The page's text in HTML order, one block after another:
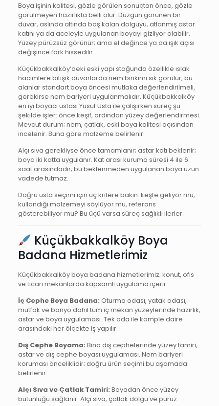
Boya işinin kalitesi, gözle görülen sonuçtan önce, gözle
görülmeyen hazırlıkta belli olur. Düzgün görünen bir
duvar, aslında altında boş kalan dolguyu, atlanmış astar
katını ya da aceleyle uygulanan boyayı gizliyor olabilir.
Yüzey pürüzsüz görünür; ama el değince ya da ışık açısı
değişince fark hissedilir.
Küçükbakkalköy’deki eski yapı stoğunda özellikle ıslak
hacimlere bitişik duvarlarda nem birikimi sık görülür; bu
alanlar standart boya öncesi mutlaka değerlendirilmeli,
gerekirse nem bariyeri uygulanmalıdır. Küçükbakkalköy
en iyi boyacı ustası Yusuf Usta ile çalışırken süreç şu
şekilde işler: önce keşif, ardından yüzey değerlendirmesi.
Mevcut durum; nem, çatlak, eski boya kalitesi açısından
incelenir. Buna göre malzeme belirlenir.
Alçı sıva gerekliyse önce tamamlanır; astar katı beklenir;
boya iki katta uygulanır. Kat arası kuruma süresi 4 ile 6
saat arasındadır; bu beklenmeden uygulanan boya uzun
vadede tutmaz.
Doğru usta seçimi için üç kritere bakın: keşfe geliyor mu,
kullandığı malzemeyi söylüyor mu, referans
gösterebiliyor mu? Bu üçü varsa süreç sağlıklı ilerler.
Küçükbakkalköy Boya
Badana Hizmetlerimiz
Küçükbakkalköy boya badana hizmetlerimiz; konut, ofis
ve ticari mekanlarda kapsamlı uygulama içerir.
İç Cephe Boya Badana: Oturma odası, yatak odası,
mutfak ve banyo dahil tüm iç mekan yüzeylerinde hazırlık,
astar ve boya uygulaması. Tek oda ile komple daire
arasındaki her ölçekte iş yapılır.
Dış Cephe Boyama: Bina dış cephelerinde yüzey tamiri,
astar ve dış cephe boyası uygulaması. Nem bariyeri
koruması önceliklidir; doğru ürün seçimi bu aşamada
belirlenir.
Alçı Sıva ve Çatlak Tamiri: Boyadan önce yüzey
bütünlüğü sağlanır. Alçı sıva, çatlak dolgu ve pürüz